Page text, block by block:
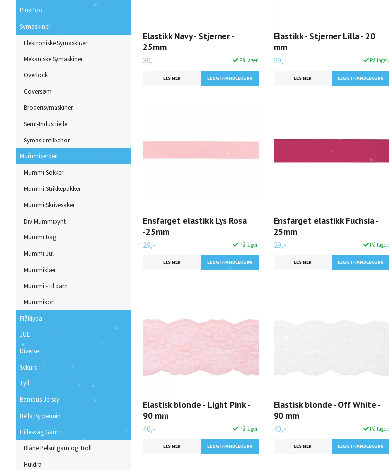
PinkPoo
Symaskiner
Elektroniske Symaskiner
Mekaniske Symaskiner
Overlock
Coversøm
Broderisymaskiner
Semi-Industrielle
Symaskintilbehør
Mummiverden
Mummi Sokker
Mummi Strikkepakker
Mummi Skrivesaker
Div Mummipynt
Mummi bag
Mummi Jul
Mummiklær
Mummi - til barn
Mummikort
Flåklypa
JUL
Diverse
Sykurs
Tyll
Bambus Jersey
Bella By permin
Hillesvåg Garn
Blåne Pelsullgarn og Troll
Huldra
Elastikk Navy - Stjerner -
25mm
30,- På lager.
LES MER
Elastikk - Stjerner Lilla - 20
mm
29,- På lager.
LES MER
Ensfarget elastikk Lys Rosa
-25mm
29,- På lager.
LES MER
Ensfarget elastikk Fuchsia -
25mm
29,- På lager.
LES MER
Elastisk blonde - Light Pink -
90 mm
40,- På lager.
LES MER
Elastisk blonde - Off White -
90 mm
40,- På lager.
LES MER